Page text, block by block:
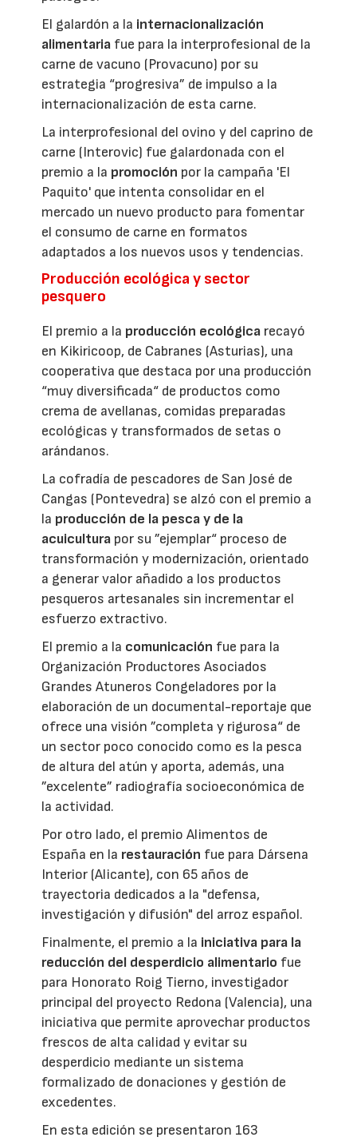
El galardón a la internacionalización
alimentaria fue para la interprofesional de la
carne de vacuno (Provacuno) por su
estrategia “progresiva” de impulso a la
internacionalización de esta carne.
La interprofesional del ovino y del caprino de
carne (Interovic) fue galardonada con el
premio a la promoción por la campaña 'El
Paquito' que intenta consolidar en el
mercado un nuevo producto para fomentar
el consumo de carne en formatos
adaptados a los nuevos usos y tendencias.
Producción ecológica y sector
pesquero
El premio a la producción ecológica recayó
en Kikiricoop, de Cabranes (Asturias), una
cooperativa que destaca por una producción
“muy diversificada“ de productos como
crema de avellanas, comidas preparadas
ecológicas y transformados de setas o
arándanos.
La cofradía de pescadores de San José de
Cangas (Pontevedra) se alzó con el premio a
la producción de la pesca y de la
acuicultura por su ”ejemplar“ proceso de
transformación y modernización, orientado
a generar valor añadido a los productos
pesqueros artesanales sin incrementar el
esfuerzo extractivo.
El premio a la comunicación fue para la
Organización Productores Asociados
Grandes Atuneros Congeladores por la
elaboración de un documental-reportaje que
ofrece una visión ”completa y rigurosa“ de
un sector poco conocido como es la pesca
de altura del atún y aporta, además, una
”excelente” radiografía socioeconómica de
la actividad.
Por otro lado, el premio Alimentos de
España en la restauración fue para Dársena
Interior (Alicante), con 65 años de
trayectoria dedicados a la "defensa,
investigación y difusión" del arroz español.
Finalmente, el premio a la iniciativa para la
reducción del desperdicio alimentario fue
para Honorato Roig Tierno, investigador
principal del proyecto Redona (Valencia), una
iniciativa que permite aprovechar productos
frescos de alta calidad y evitar su
desperdicio mediante un sistema
formalizado de donaciones y gestión de
excedentes.
En esta edición se presentaron 163